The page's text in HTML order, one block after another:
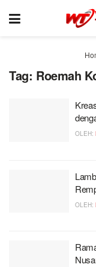
Tag: Roemah
OLEH:
OLEH: